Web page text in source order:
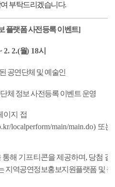
부탁드리겠습니다.
플랫폼 사전등록 이벤트]
2. 2.(월) 18시
공연단체 및 예술인
체 정보 사전등록 이벤트 운영
이지 접
localperform/main/main.do) 또는
해 기프티콘을 제공하며, 당첨 결
지역공연정보홍보지원플랫폼 및